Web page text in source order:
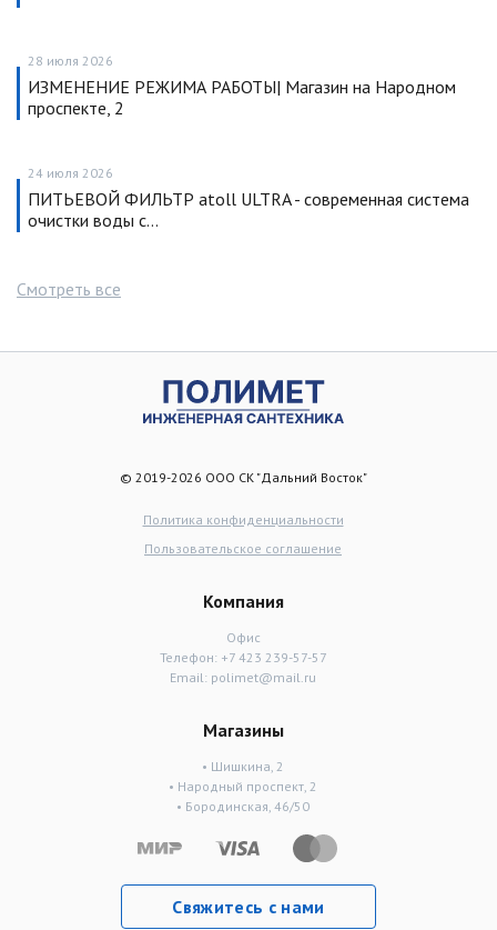
28 июля 2026
ИЗМЕНЕНИЕ РЕЖИМА РАБОТЫ| Магазин на Народном
проспекте, 2
24 июля 2026
ПИТЬЕВОЙ ФИЛЬТР atoll ULTRA - современная система
очистки воды с…
Смотреть все
© 2019-2026 ООО СК "Дальний Восток"
Политика конфиденциальности
Пользовательское соглашение
Компания
Офис
Телефон: +7 423 239-57-57
Email: polimet@mail.ru
Магазины
• Шишкина, 2
• Народный проспект, 2
• Бородинская, 46/50
Свяжитесь с нами